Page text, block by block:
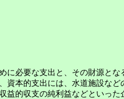
必要な支出と、その財源とな
本的支出には、水道施設など
的収支の純利益などといっ